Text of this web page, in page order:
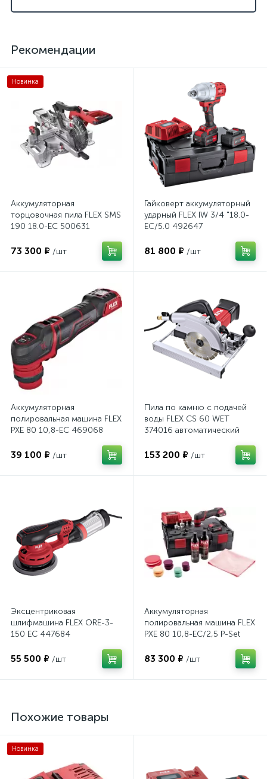
Рекомендации
Новинка
Аккумуляторная
торцовочная пила FLEX SMS
190 18.0-EC 500631
73 300 ₽ /шт
Гайковерт аккумуляторный
ударный FLEX IW 3/4 "18.0-
EC/5.0 492647
81 800 ₽ /шт
Аккумуляторная
полировальная машина FLEX
PXE 80 10,8-EC 469068
39 100 ₽ /шт
Пила по камню с подачей
воды FLEX CS 60 WET
374016 автоматический
153 200 ₽ /шт
Эксцентриковая
шлифмашина FLEX ORE-3-
150 EC 447684
55 500 ₽ /шт
Аккумуляторная
полировальная машина FLEX
PXE 80 10,8-EC/2,5 P-Set
83 300 ₽ /шт
Похожие товары
Новинка